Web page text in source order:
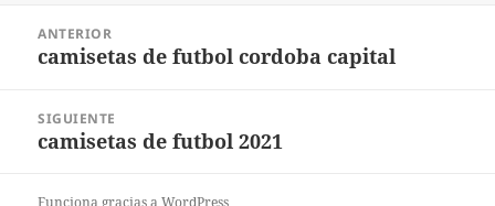
entradas
ANTERIOR
Entrada
camisetas de futbol cordoba capital
SIGUIENTE
Entrada
camisetas de futbol 2021